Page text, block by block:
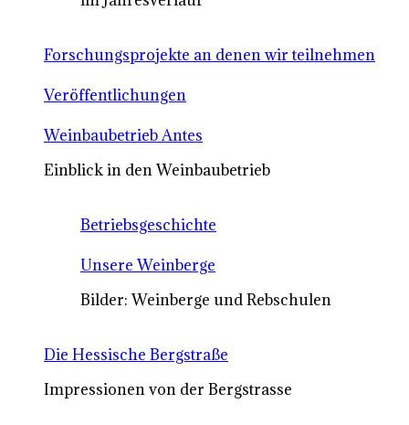
Forschungsprojekte an denen wir teilnehmen
Veröffentlichungen
Weinbaubetrieb Antes
Einblick in den Weinbaubetrieb
Betriebsgeschichte
Unsere Weinberge
Bilder: Weinberge und Rebschulen
Die Hessische Bergstraße
Impressionen von der Bergstrasse